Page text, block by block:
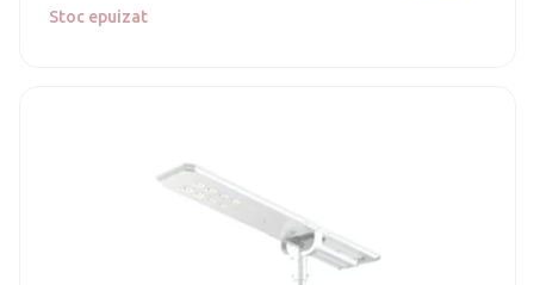
Stoc epuizat